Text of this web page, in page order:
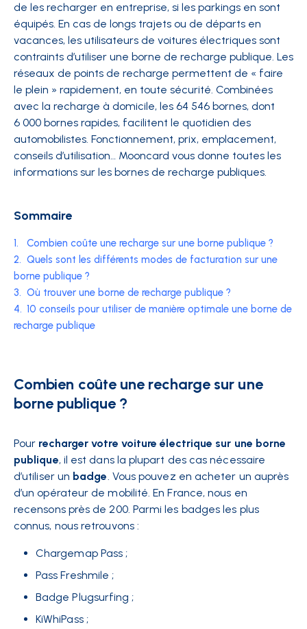
de les recharger en entreprise, si les parkings en sont
équipés. En cas de longs trajets ou de départs en
vacances, les utilisateurs de voitures électriques sont
contraints d’utiliser une borne de recharge publique. Les
réseaux de points de recharge permettent de « faire
le plein » rapidement, en toute sécurité. Combinées
avec la recharge à domicile, les 64 546 bornes, dont
6 000 bornes rapides, facilitent le quotidien des
automobilistes. Fonctionnement, prix, emplacement,
conseils d’utilisation… Mooncard vous donne toutes les
informations sur les bornes de recharge publiques.
Sommaire
1.
Combien coûte une recharge sur une borne publique ?
2. Quels sont les différents modes de facturation sur une
borne publique ?
3. Où trouver une borne de recharge publique ?
4. 10 conseils pour utiliser de manière optimale une borne de
recharge publique
Combien coûte une recharge sur une
borne publique ?
Pour recharger votre voiture électrique sur une borne
publique, il est dans la plupart des cas nécessaire
d’utiliser un badge. Vous pouvez en acheter un auprès
d’un opérateur de mobilité. En France, nous en
recensons près de 200. Parmi les badges les plus
connus, nous retrouvons :
Chargemap Pass ;
Pass Freshmile ;
Badge Plugsurfing ;
KiWhiPass ;